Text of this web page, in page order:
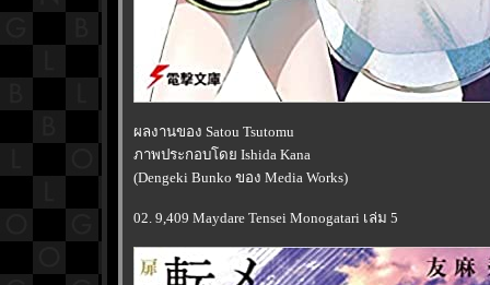
ผลงานของ Satou Tsutomu
ภาพประกอบโดย Ishida Kana
(Dengeki Bunko ของ Media Works)
02. 9,409 Maydare Tensei Monogatari เล่ม 5